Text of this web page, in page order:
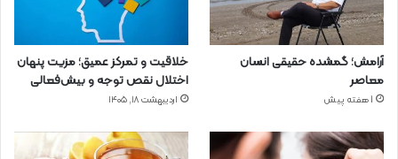
آرامش؛ گمشده حقیقی انسان
معاصر
1 هفته پیش
خلاقیت و تمرکز عمیق؛ مزیت پنهان
اختلال نقص توجه و بیش‌فعالی
اردیبهشت ۱۸, ۱۴۰۵